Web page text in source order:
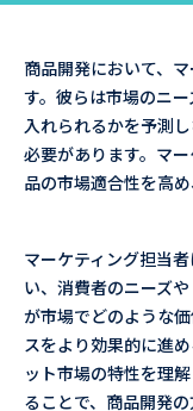
商品開発において、
す。彼らは市場のニ
入れられるかを予測
必要があります。マ
品の市場適合性を高
マーケティング担当
い、消費者のニーズ
が市場でどのような
スをより効果的に進
ット市場の特性を理
ることで、商品開発の